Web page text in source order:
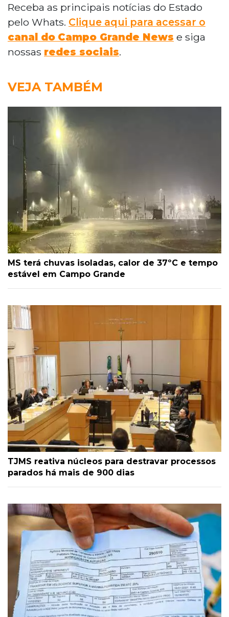
Receba as principais notícias do Estado
pelo Whats. Clique aqui para acessar o
canal do Campo Grande News e siga
nossas redes sociais.
VEJA TAMBÉM
MS terá chuvas isoladas, calor de 37ºC e tempo
estável em Campo Grande
TJMS reativa núcleos para destravar processos
parados há mais de 900 dias